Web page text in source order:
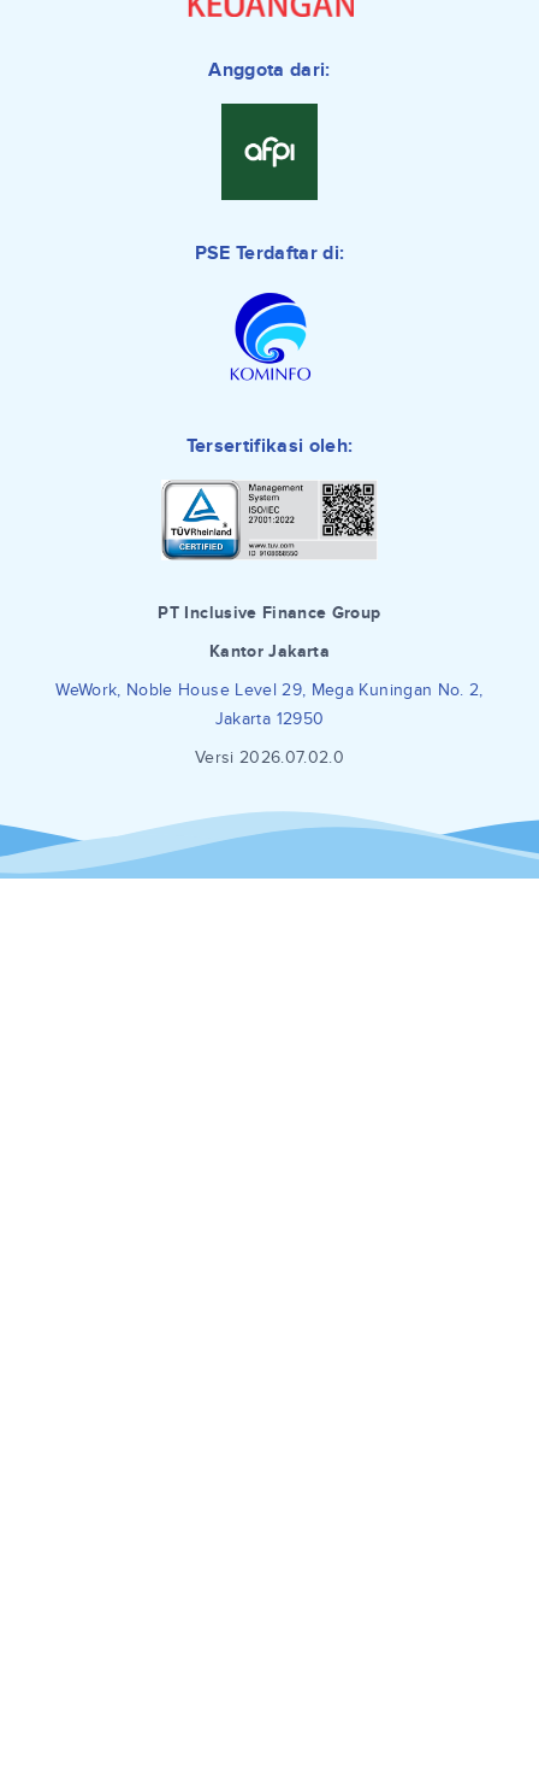
Anggota dari:
PSE Terdaftar di:
Tersertifikasi oleh:
PT Inclusive Finance Group
Kantor Jakarta
WeWork, Noble House Level 29, Mega Kuningan No. 2,
Jakarta 12950
Versi 2026.07.02.0